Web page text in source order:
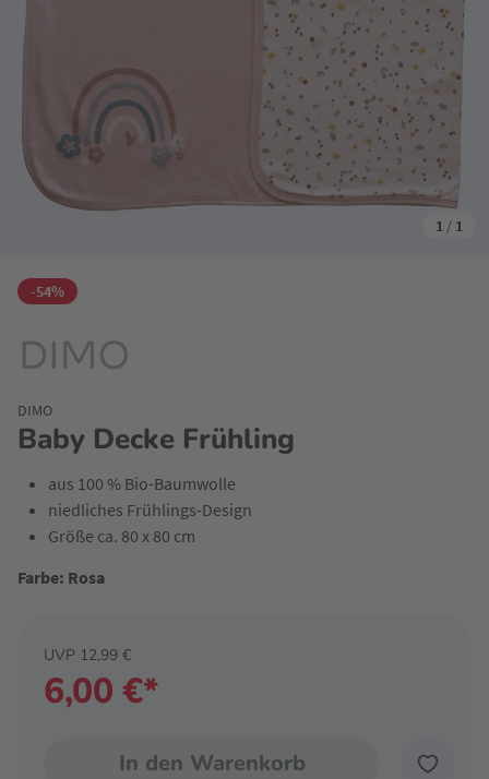
1 / 1
-54%
Baby Decke Frühling
DIMO
aus 100 % Bio-Baumwolle
niedliches Frühlings-Design
Größe ca. 80 x 80 cm
Farbe: Rosa
6,00 €*
UVP 12,99 €
In den Warenkorb